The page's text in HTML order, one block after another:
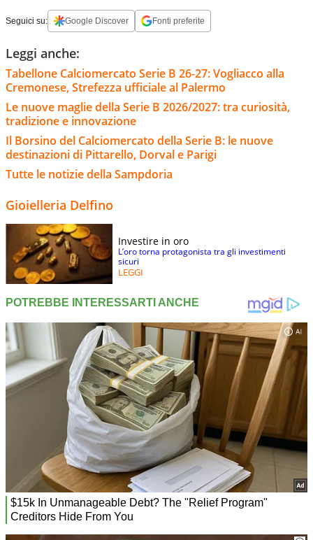
Seguici su: Google Discover Fonti preferite
Leggi anche:
Tabellone Calciomercato Serie B 26-27: Vogliacco alla
Cremonese, Strefezza ufficiale al Palermo
Le nuove maglie della Serie B 2026/2027: tra curiosità,
tradizione e innovazione
Il Borsino del Calciomercato della Serie B: le nuove
destinazioni di Pittarello, Dorval e Parigi
Tutte le notizie della Sampdoria
Gioielleria Delfino
Investire in oro
L’oro torna protagonista tra gli investimenti
sicuri
LEGGI